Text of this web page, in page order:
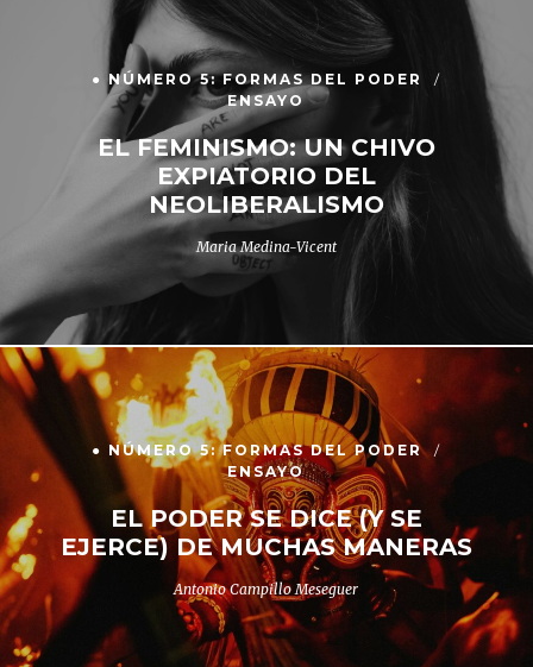
● NÚMERO 5: FORMAS DEL PODER
ENSAYO
EL FEMINISMO: UN CHIVO
EXPIATORIO DEL
NEOLIBERALISMO
Maria Medina-Vicent
● NÚMERO 5: FORMAS DEL PODER
ENSAYO
EL PODER SE DICE (Y SE
EJERCE) DE MUCHAS MANERAS
Antonio Campillo Meseguer